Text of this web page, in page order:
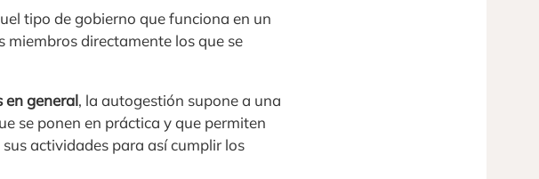
tipo de gobierno que funciona en un
miembros directamente los que se
en general, la autogestión supone a una
se ponen en práctica y que permiten
actividades para así cumplir los